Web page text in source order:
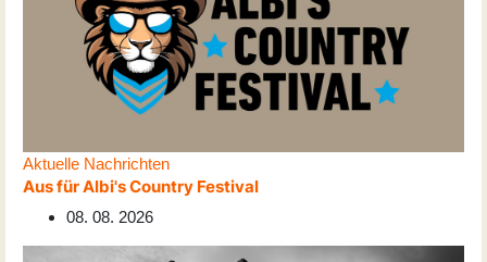
Aktuelle Nachrichten
Aus für Albi's Country Festival
08. 08. 2026